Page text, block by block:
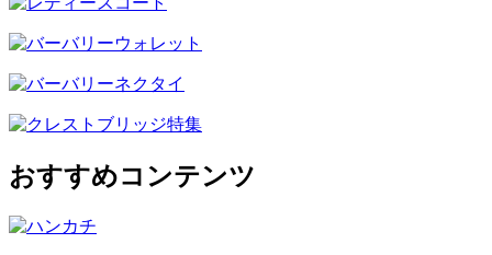
おすすめコンテンツ